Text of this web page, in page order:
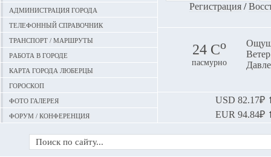
Администрация города
Телефонный справочник
Транспорт / маршруты
Работа в городе
Карта города Люберцы
Гороскоп
Фото галерея
Форум / конференция
Регистрация/
24 Сo
пасмурно
USD 82.17₽
EUR 94.84₽